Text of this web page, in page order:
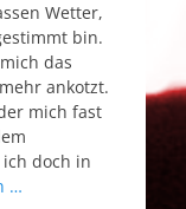
Wetter,
bin.
das
ankotzt.
mich fast
ich doch in
…